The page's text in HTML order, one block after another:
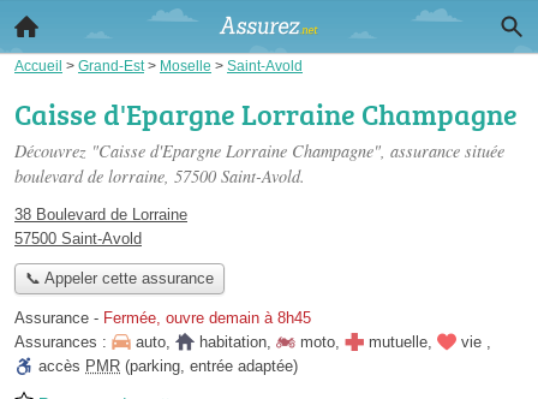
Accueil > Grand-Est > Moselle > Saint-Avold
Caisse d'Epargne Lorraine Champagne
Découvrez "Caisse d'Epargne Lorraine Champagne", assurance située
boulevard de lorraine, 57500 Saint-Avold.
38 Boulevard de Lorraine
57500 Saint-Avold
📞 Appeler cette assurance
Assurance - Fermée, ouvre demain à 8h45
Assurances :
auto, habitation, moto, mutuelle, vie ,
accès PMR (parking, entrée adaptée)